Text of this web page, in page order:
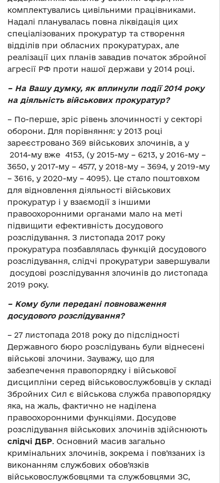
комплектувались цивільними працівниками.
Надалі планувалась повна ліквідація цих
спеціалізованих прокуратур та створення
відділів при обласних прокуратурах, але
реалізації цих планів завадив початок збройної
агресії РФ проти нашої держави у 2014 році.
– На Вашу думку, як вплинули події 2014 року
на діяльність військових прокуратур?
– По-перше, зріс рівень злочинності у секторі
оборони. Для порівняння: у 2013 році
зареєстровано 369 військових злочинів, а у
2014-му вже 4153, (у 2015-му – 6213, у 2016-му –
3650, у 2017-му – 4577, у 2018-му – 3694, у 2019-му
– 3616, у 2020-му – 4095). Це стало поштовхом
для відновлення діяльності військових
прокуратур і у взаємодії з іншими
правоохоронними органами мало на меті
підвищити ефективність досудового
розслідування. З листопада 2017 року
прокуратура позбавлялась функцій досудового
розслідування, слідчі прокуратури завершували
досудові розслідування злочинів до листопада
2019 року.
– Кому були передані повноваження
досудового розслідування?
– 27 листопада 2018 року до підслідності
Державного бюро розслідувань були віднесені
військові злочини. Зауважу, що для
забезпечення правопорядку і військової
дисципліни серед військовослужбовців у складі
Збройних Сил є військова служба правопорядку
яка, на жаль, фактично не наділена
правоохоронними функціями. Досудове
розслідування військових злочинів здійснюють
слідчі ДБР. Основний масив загально
кримінальних злочинів, зокрема і пов’язаних із
виконанням службових обов’язків
військовослужбовцями та службовцями ЗС,